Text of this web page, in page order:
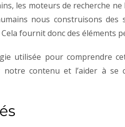
les moteurs de recherche
nous construisons
fournit donc des éléments
utilisée pour comprendre
notre contenu et l’aider à se